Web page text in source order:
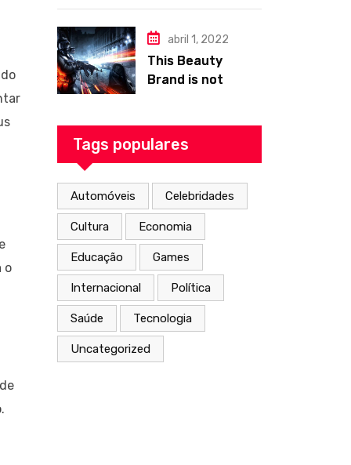
o
Trends.
abril 1, 2022
This Beauty
Brand is not
Out
Tags populares
Automóveis Celebridades
Cultura Economia
Educação Games
Internacional Política
Saúde Tecnologia
Uncategorized